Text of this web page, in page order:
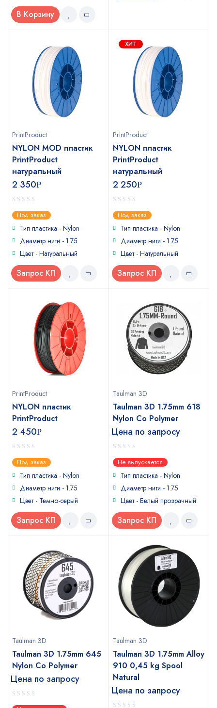
В Корзину
PrintProduct
NYLON MOD пластик
PrintProduct
натуральный
2 350Р
0
out
of
Под заказ
Тип пластика - Nylon
Диаметр нити - 1.75
Цвет - Натуральный
Запрос КП
ХИТ
PrintProduct
NYLON пластик
PrintProduct
натуральный
2 250Р
0
out
of
Под заказ
Тип пластика - Nylon
Диаметр нити - 1.75
Цвет - Натуральный
Запрос КП
PrintProduct
NYLON пластик
PrintProduct
2 450Р
0
out
of
Под заказ
Тип пластика - Nylon
Диаметр нити - 1.75
Цвет - Темно-серый
Запрос КП
Taulman 3D
Taulman 3D 1.75mm 618
Nylon Co Polymer
Цена по запросу
0
out
of
Не выпускается
Тип пластика - Nylon
Диаметр нити - 1.75
Цвет - Белый прозрачный
Запрос КП
Taulman 3D
Taulman 3D 1.75mm 645
Nylon Co Polymer
Цена по запросу
Taulman 3D
Taulman 3D 1.75mm Alloy
910 ​0,45 kg Spool
Natural
Цена по запросу